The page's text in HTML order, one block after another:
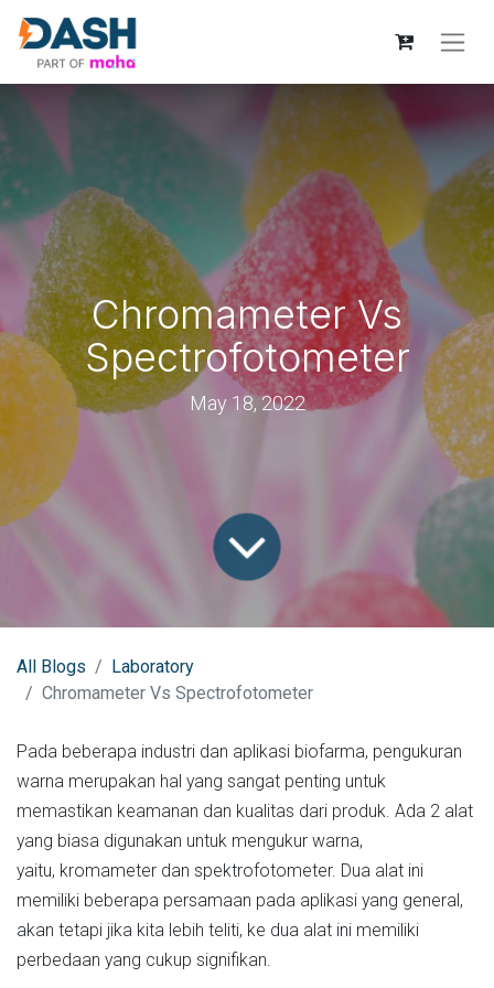
Chromameter Vs
Spectrofotometer
May 18, 2022
All Blogs
Laboratory
Chromameter Vs Spectrofotometer
Pada beberapa industri dan aplikasi biofarma, pengukuran
warna merupakan hal yang sangat penting untuk
memastikan keamanan dan kualitas dari produk. Ada 2 alat
yang biasa digunakan untuk mengukur warna,
yaitu, kromameter dan spektrofotometer. Dua alat ini
memiliki beberapa persamaan pada aplikasi yang general,
akan tetapi jika kita lebih teliti, ke dua alat ini memiliki
perbedaan yang cukup signifikan.